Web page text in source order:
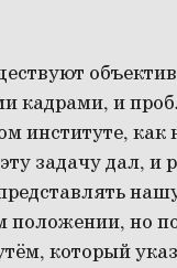
кадрами, и
институте,
задачу дал,
положении, но
который